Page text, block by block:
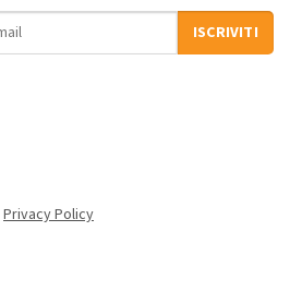
ISCRIVITI
Privacy Policy